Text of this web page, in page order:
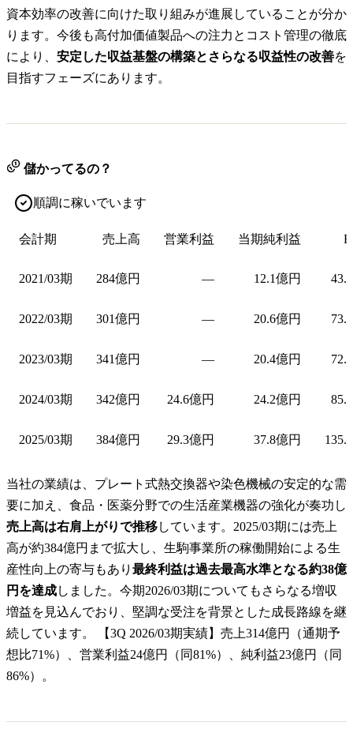
資本効率の改善に向けた取り組みが進展していることが分か
ります。今後も高付加価値製品への注力とコスト管理の徹底
により、 安定した収益基盤の構築とさらなる収益性の改善を
目指すフェーズにあります。
儲かってるの？
順調に稼いでいます
会計期 売上高 営業利益 当期純利益
2021/03期 284億円 — 12.1億円
2022/03期 301億円 — 20.6億円
2023/03期 341億円 — 20.4億円
2024/03期 342億円 24.6億円 24.2億円
2025/03期 384億円 29.3億円 37.8億円
当社の業績は、プレート式熱交換器や染色機械の安定的な需
要に加え、食品・医薬分野での生活産業機器の強化が奏功し
売上高は右肩上がりで推移しています。2025/03期には売上
高が約384億円まで拡大し、生駒事業所の稼働開始による生
産性向上の寄与もあり 最終利益は過去最高水準となる約38億
円を達成しました。今期2026/03期についてもさらなる増収
増益を見込んでおり、堅調な受注を背景とした成長路線を継
続しています。 【3Q 2026/03期実績】売上314億円（通期予
想比71%）、営業利益24億円（同81%）、純利益23億円（同
86%）。